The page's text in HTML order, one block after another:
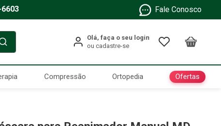
Fale Conosco
Compressão Ortopedia Ofertas